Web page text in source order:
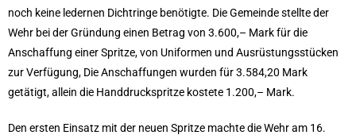
noch keine ledernen Dichtringe benötigte. Die Gemeinde stellte der
Wehr bei der Gründung einen Betrag von 3.600,– Mark für die
Anschaffung einer Spritze, von Uniformen und Ausrüstungsstücken
zur Verfügung, Die Anschaffungen wurden für 3.584,20 Mark
getätigt, allein die Handdruckspritze kostete 1.200,– Mark.
Den ersten Einsatz mit der neuen Spritze machte die Wehr am 16.